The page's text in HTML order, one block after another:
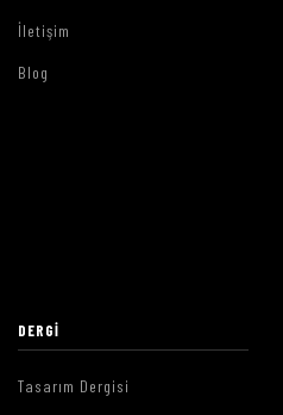
İletişim
Blog
DERGI
Tasarım Dergisi